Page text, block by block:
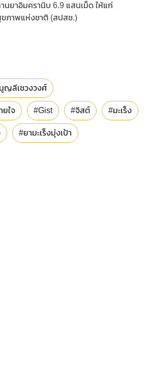
ยาอิมครานิบ 6.9 แสนเม็ด ให้แก่
ภาพแห่งชาติ (สปสช.)
ญลีเชวงวงศ์
ยใจ #Gist #จิสต์ #มะเร็ง
#ยามะเร็งมุ่งเป้า